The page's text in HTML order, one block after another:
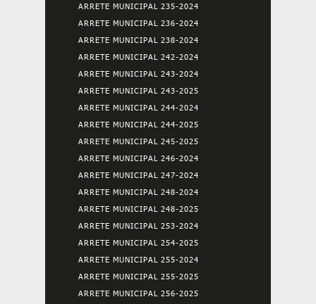
ARRETE MUNICIPAL 235-2024
ARRETE MUNICIPAL 236-2024
ARRETE MUNICIPAL 238-2024
ARRETE MUNICIPAL 242-2024
ARRETE MUNICIPAL 243-2024
ARRETE MUNICIPAL 243-2025
ARRETE MUNICIPAL 244-2024
ARRETE MUNICIPAL 244-2025
ARRETE MUNICIPAL 245-2025
ARRETE MUNICIPAL 246-2024
ARRETE MUNICIPAL 247-2024
ARRETE MUNICIPAL 248-2024
ARRETE MUNICIPAL 248-2025
ARRETE MUNICIPAL 253-2024
ARRETE MUNICIPAL 254-2025
ARRETE MUNICIPAL 255-2024
ARRETE MUNICIPAL 255-2025
ARRETE MUNICIPAL 256-2025